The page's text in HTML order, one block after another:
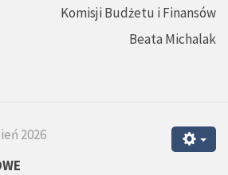
Komisji Budżetu i Finansów
Beata Michalak
2026